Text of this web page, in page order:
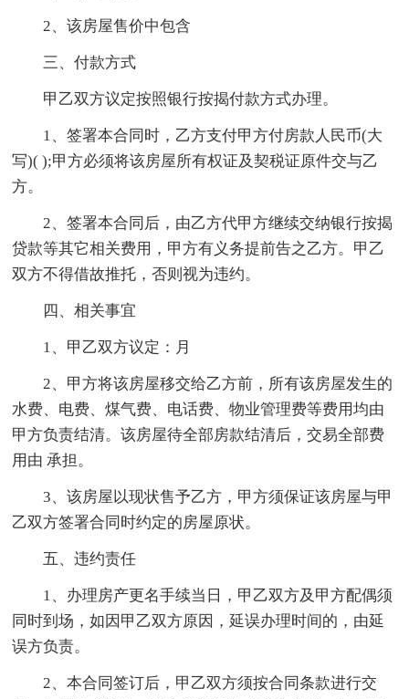
2、该房屋售价中包含
三、付款方式
甲乙双方议定按照银行按揭付款方式办理。
1、签署本合同时，乙方支付甲方付房款人民币(大
写)( );甲方必须将该房屋所有权证及契税证原件交与乙
方。
2、签署本合同后，由乙方代甲方继续交纳银行按揭
贷款等其它相关费用，甲方有义务提前告之乙方。甲乙
双方不得借故推托，否则视为违约。
四、相关事宜
1、甲乙双方议定：月
2、甲方将该房屋移交给乙方前，所有该房屋发生的
水费、电费、煤气费、电话费、物业管理费等费用均由
甲方负责结清。该房屋待全部房款结清后，交易全部费
用由 承担。
3、该房屋以现状售予乙方，甲方须保证该房屋与甲
乙双方签署合同时约定的房屋原状。
五、违约责任
1、办理房产更名手续当日，甲乙双方及甲方配偶须
同时到场，如因甲乙双方原因，延误办理时间的，由延
误方负责。
2、本合同签订后，甲乙双方须按合同条款进行交